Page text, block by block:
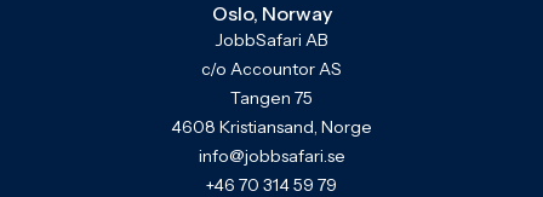
Oslo, Norway
JobbSafari AB
c/o Accountor AS
Tangen 75
4608 Kristiansand, Norge
info@jobbsafari.se
+46 70 314 59 79